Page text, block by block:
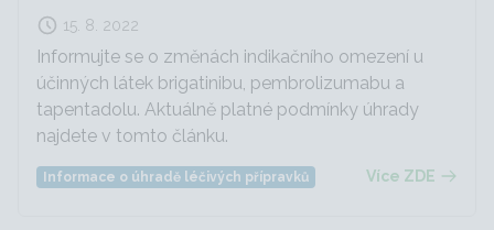
15. 8. 2022
Informujte se o změnách indikačního omezení u
účinných látek brigatinibu, pembrolizumabu a
tapentadolu. Aktuálně platné podmínky úhrady
najdete v tomto článku.
Informace o úhradě léčivých přípravků Více ZDE